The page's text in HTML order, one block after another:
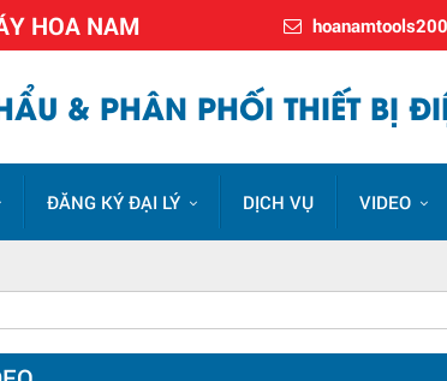
HOA NAM
& PHÂN PHỐI THIẾT BỊ
ĐĂNG KÝ ĐẠI LÝ DỊCH VỤ VIDEO